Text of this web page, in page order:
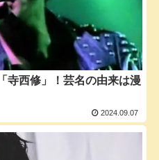
寺西修」！芸名の由来は漫
2024.09.07